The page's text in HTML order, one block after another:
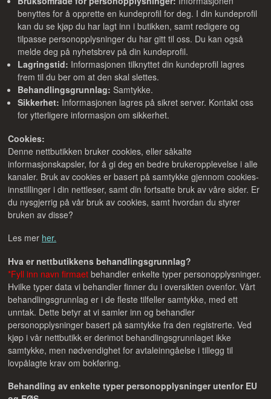
benyttes for å opprette en kundeprofil for deg. I din kundeprofil
kan du se kjøp du har lagt inn i butikken, samt redigere og
tilpasse personopplysninger du har gitt til oss. Du kan også
melde deg på nyhetsbrev på din kundeprofil.
Lagringstid: Informasjonen tilknyttet din kundeprofil lagres
frem til du ber om at den skal slettes.
Behandlingsgrunnlag: Samtykke.
Sikkerhet: Informasjonen lagres på sikret server. Kontakt oss
for ytterligere informasjon om sikkerhet.
Cookies:
Denne nettbutikken bruker cookies, eller såkalte
informasjonskapsler, for å gi deg en bedre brukeropplevelse i alle
kanaler. Bruk av cookies er basert på samtykke gjennom cookies-
innstillinger i din nettleser, samt din fortsatte bruk av våre sider. Er
du nysgjerrig på vår bruk av cookies, samt hvordan du styrer
bruken av disse?
Les mer her.
Hva er nettbutikkens behandlingsgrunnlag?
*Fyll inn navn firmaet behandler enkelte typer personopplysninger.
Hvilke typer data vi behandler finner du i oversikten ovenfor. Vårt
behandlingsgrunnlag er i de fleste tilfeller samtykke, med ett
unntak. Dette betyr at vi samler inn og behandler
personopplysninger basert på samtykke fra den registrerte. Ved
kjøp i vår nettbutikk er derimot behandlingsgrunnlaget ikke
samtykke, men nødvendighet for avtaleinngåelse i tillegg til
lovpålagte krav om bokføring.
Behandling av enkelte typer personopplysninger utenfor EU